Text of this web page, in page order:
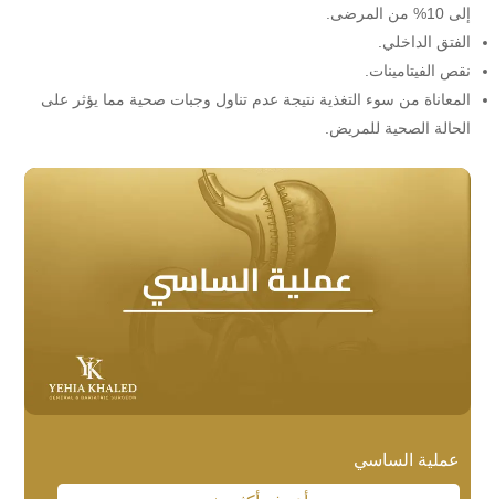
عملية الساسي
إلى 10% من المرضى.
الفتق الداخلي.
نقص الفيتامينات.
المعاناة من سوء التغذية نتيجة عدم تناول وجبات صحية مما يؤثر على
الحالة الصحية للمريض.